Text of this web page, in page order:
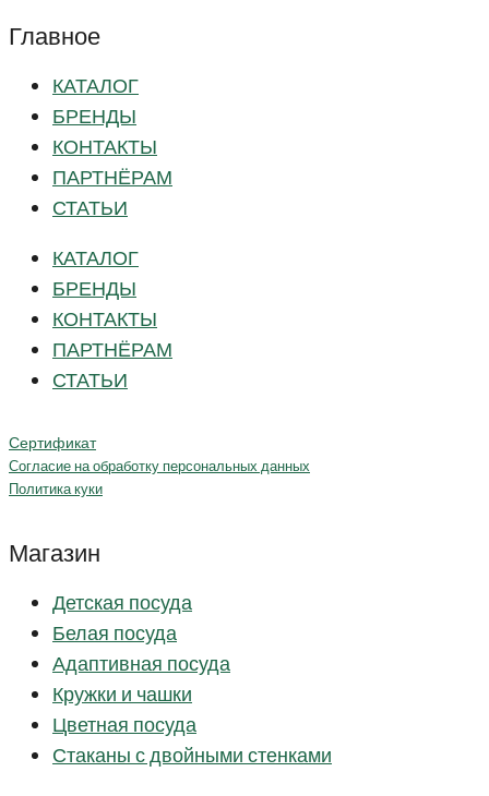
Главное
КАТАЛОГ
БРЕНДЫ
КОНТАКТЫ
ПАРТНЁРАМ
СТАТЬИ
КАТАЛОГ
БРЕНДЫ
КОНТАКТЫ
ПАРТНЁРАМ
СТАТЬИ
Сертификат
Согласие на обработку персональных данных
Политика куки
Магазин
Детская посуда
Белая посуда
Адаптивная посуда
Кружки и чашки
Цветная посуда
Стаканы с двойными стенками